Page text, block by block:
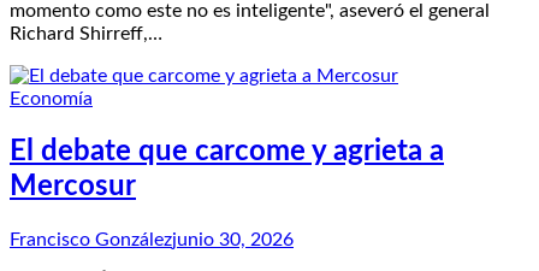
momento como este no es inteligente", aseveró el general
Richard Shirreff,…
Economía
El debate que carcome y agrieta a
Mercosur
Francisco Gonzálezjunio 30, 2026